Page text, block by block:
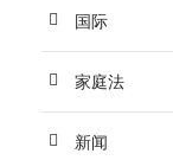
国际
家庭法
新闻